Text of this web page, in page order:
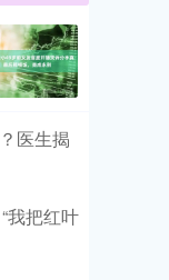
医生揭
我把红叶